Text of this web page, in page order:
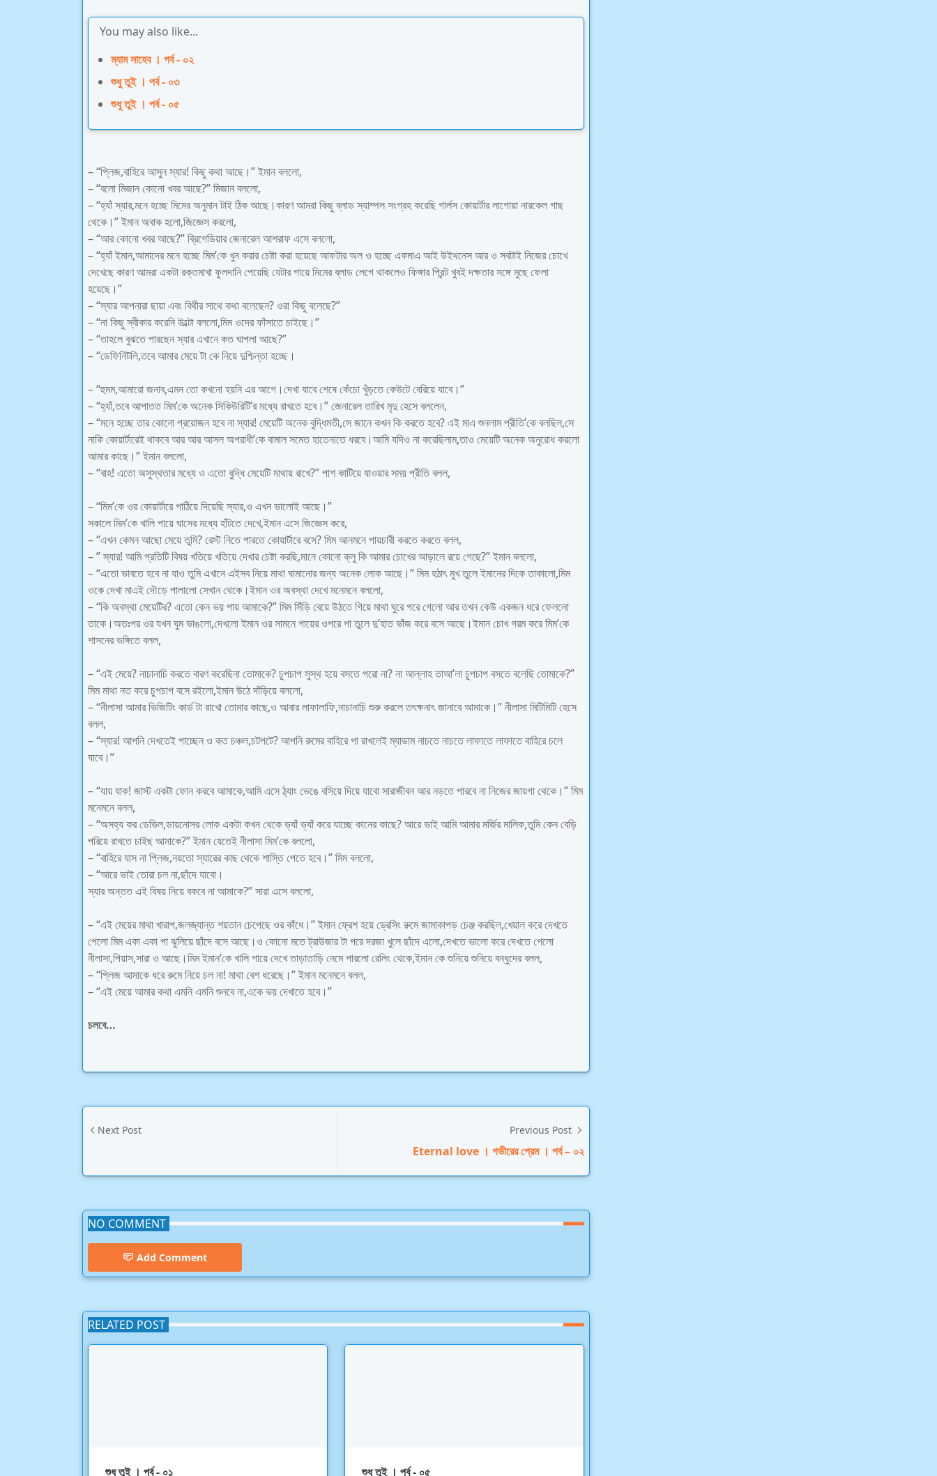
You may also like...
ম্যাম সাহেব । পর্ব - ০২
শুধু তুই । পর্ব - ০৩
শুধু তুই । পর্ব - ০৫
– “প্লিজ,বাহিরে আসুন স্যার! কিছু কথা আছে।” ইমান বললো,
– “বলো মিজান কোনো খবর আছে?” মিজান বললো,
– “হ্যাঁ স্যার,মনে হচ্ছে মিমের অনুমান টাই ঠিক আছে।কারণ আমরা কিছু ব্লাড স্যাম্পল সংগ্রহ করেছি গার্লস কোয়ার্টার লাগোয়া নারকেল গাছ
থেকে।” ইমান অবাক হলো,জিজ্ঞেস করলো,
– “আর কোনো খবর আছে?” ব্রিগেডিয়ার জেনারেল আশরাফ এসে বললো,
– “হ্যাঁ ইমান,আমাদের মনে হচ্ছে মিম’কে খুন করার চেষ্টা করা হয়েছে আফটার অল ও হচ্ছে একমাএ আই উইথনেস আর ও সবটাই নিজের চোখে
দেখেছে কারণ আমরা একটা রক্তমাখা ফুলদানি পেয়েছি যেটার গায়ে মিমের ব্লাড লেগে থাকলেও ফিঙ্গার প্রিন্ট খুবই দক্ষতার সঙ্গে মুছে ফেলা
হয়েছে।”
– “স্যার আপনারা ছায়া এবং বিথীর সাথে কথা বলেছেন? ওরা কিছু বলেছে?”
– “না কিছু স্বীকার করেনি উল্টো বললো,মিম ওদের ফাঁসাতে চাইছে।”
– “তাহলে বুঝতে পারছেন স্যার এখানে কত ঘাপলা আছে?”
– “ডেফিনিটলি,তবে আমার মেয়ে টা কে নিয়ে দুশ্চিন্তা হচ্ছে।
– “হুমম,আমারো জনাব,এমন তো কখনো হয়নি এর আগে।দেখা যাবে শেষে কেঁচো খুঁড়তে কেউটে বেরিয়ে যাবে।”
– “হ্যাঁ,তবে আপাতত মিম’কে অনেক সিকিউরিটি’র মধ্যে রাখতে হবে।” জেনারেল তারিখ মৃদু হেসে বললেন,
– “মনে হচ্ছে তার কোনো প্রয়োজন হবে না স্যার! মেয়েটি অনেক বুদ্ধিমতী,সে জানে কখন কি করতে হবে? এই মাএ শুনলাম প্রীতি’কে বলছিল,সে
নাকি কোয়ার্টারেই থাকবে আর আর আসল অপরাধী’কে বামাল সমেত হাতেনাতে ধরবে।আমি যদিও না করেছিলাম,তাও মেয়েটি অনেক অনুরোধ করলো
আমার কাছে।” ইমান বললো,
– “বাহ! এতো অসুস্থতার মধ্যে ও এতো বুদ্ধি মেয়েটি মাথায় রাখে?” পাশ কাটিয়ে যাওয়ার সময় প্রীতি বলল,
– “মিম’কে ওর কোয়ার্টারে পাঠিয়ে দিয়েছি স্যার,ও এখন ভালোই আছে।”
সকালে মিম’কে খালি পায়ে ঘাসের মধ্যে হাঁটতে দেখে,ইমান এসে জিজ্ঞেস করে,
– “এখন কেমন আছো মেয়ে তুমি? রেস্ট নিতে পারতে কোয়ার্টারে বসে? মিম আনমনে পায়চারী করতে করতে বলল,
– ” স্যার! আমি প্রতিটি বিষয় খতিয়ে খতিয়ে দেখার চেষ্টা করছি,মানে কোনো ক্লু কি আমার চোখের আড়ালে রয়ে গেছে?” ইমান বললো,
– “এতো ভাবতে হবে না যাও তুমি এখানে এইসব নিয়ে মাথা ঘামানোর জন্য অনেক লোক আছে।” মিম হঠাৎ মুখ তুলে ইমানের দিকে তাকালো,মিম
ওকে দেখা মাএই দৌড়ে পালালো সেখান থেকে।ইমান ওর অবস্থা দেখে মনেমনে বললো,
– “কি অবস্থা মেয়েটির? এতো কেন ভয় পায় আমাকে?” মিম সিঁড়ি বেয়ে উঠতে গিয়ে মাথা ঘুরে পরে গেলো আর তখন কেউ একজন ধরে ফেললো
তাকে।অতঃপর ওর যখন ঘুম ভাঙলো,দেখলো ইমান ওর সামনে পায়ের ওপরে পা তুলে দু’হাত ভাঁজ করে বসে আছে।ইমান চোখ গরম করে মিম’কে
শাসনের ভঙ্গিতে বলল,
– “এই মেয়ে? নাচানাচি করতে বারণ করেছিনা তোমাকে? চুপচাপ সুস্থ হয়ে বসতে পরো না? না আল্লাহ তাআ’লা চুপচাপ বসতে বলেছি তোমাকে?”
মিম মাথা নত করে চুপচাপ বসে রইলো,ইমান উঠে দাঁড়িয়ে বললো,
– “নীলাসা আমার ভিজিটিং কার্ড টা রাখো তোমার কাছে,ও আবার লাফালাফি,নাচানাচি শুরু করলে তৎক্ষনাৎ জানাবে আমাকে।” নীলাসা মিটিমিটি হেসে
বলল,
– “স্যার! আপনি দেখতেই পাচ্ছেন ও কত চঞ্চল,চটপটে? আপনি রুমের বাহিরে পা রাখলেই ম্যাডাম নাচতে নাচতে লাফাতে লাফাতে বাহিরে চলে
যাবে।”
– “যায় যাক! জাস্ট একটা ফোন করবে আমাকে,আমি এসে ঠ্যাং ভেঙে বসিয়ে দিয়ে যাবো সারাজীবন আর নড়তে পারবে না নিজের জায়গা থেকে।” মিম
মনেমনে বলল,
– “অসহ্য কর ডেভিল,ডায়নোসর লোক একটা কখন থেকে ভ্যাঁ ভ্যাঁ করে যাচ্ছে কানের কাছে? আরে ভাই আমি আমার মর্জির মালিক,তুমি কেন বেড়ি
পরিয়ে রাখতে চাইছ আমাকে?” ইমান যেতেই নীলাসা মিম’কে বললো,
– “বাহিরে যাস না প্লিজ,নয়তো স্যারের কাছ থেকে শাস্তি পেতে হবে।” মিম বললো,
– “আরে ভাই তোরা চল না,ছাঁদে যাবো।
স্যার অন্তত এই বিষয় নিয়ে বকবে না আমাকে?” সারা এসে বললো,
– “এই মেয়ের মাথা খারাপ,জলজ্যান্ত শয়তান চেপেছে ওর কাঁধে।” ইমান ফ্রেশ হয়ে ড্রেসিং রুমে জামাকাপড় চেঞ্জ করছিল,খেয়াল করে দেখতে
পেলো মিম একা একা পা ঝুলিয়ে ছাঁদে বসে আছে।ও কোনো মতে ট্রাউজার টা পরে দরজা খুলে ছাঁদে এলো,দেখতে ভালো করে দেখতে পেলো
নীলাসা,পিয়াস,সারা ও আছে।মিম ইমান’কে খালি গায়ে দেখে তাড়াতাড়ি নেমে পারলো রেলিং থেকে,ইমান কে শুনিয়ে শুনিয়ে বন্ধুদের বলল,
– “প্লিজ আমাকে ধরে রুমে নিয়ে চল না! মাথা বেশ ধরেছে।” ইমান মনেমনে বলল,
– “এই মেয়ে আমার কথা এমনি এমনি শুনবে না,একে ভয় দেখাতে হবে।”
চলবে…
Next Post Previous Post
Eternal love । গভীরের প্রেম । পর্ব – ০২
NO COMMENT
Add Comment
RELATED POST
শুধু তুই । পর্ব - ০১ শুধু তুই । পর্ব - ০৫